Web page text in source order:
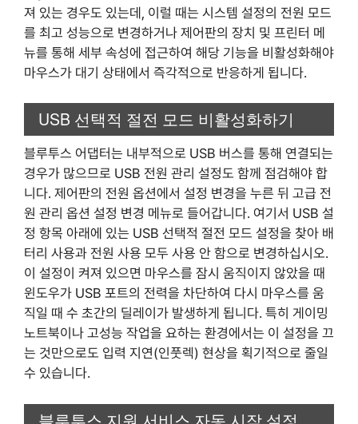
져 있는 경우도 있는데, 이럴 때는 시스템 설정의 전원 모드
를 최고 성능으로 변경하거나 제어판의 장치 및 프린터 메
뉴를 통해 세부 속성에 접근하여 해당 기능을 비활성화해야
마우스가 대기 상태에서 즉각적으로 반응하게 됩니다.
USB 선택적 절전 모드 비활성화하기
블루투스 어댑터는 내부적으로 USB 버스를 통해 연결되는
경우가 많으므로 USB 전원 관리 설정도 함께 점검해야 합
니다. 제어판의 전원 옵션에서 설정 변경을 누른 뒤 고급 전
원 관리 옵션 설정 변경 메뉴로 들어갑니다. 여기서 USB 설
정 항목 아래에 있는 USB 선택적 절전 모드 설정을 찾아 배
터리 사용과 전원 사용 모두 사용 안 함으로 변경하십시오.
이 설정이 켜져 있으면 마우스를 잠시 움직이지 않았을 때
윈도우가 USB 포트의 전력을 차단하여 다시 마우스를 움
직일 때 수 초간의 딜레이가 발생하게 됩니다. 특히 게이밍
노트북이나 고성능 작업을 요하는 환경에서는 이 설정을 끄
는 것만으로도 입력 지연(인풋렉) 현상을 획기적으로 줄일
수 있습니다.